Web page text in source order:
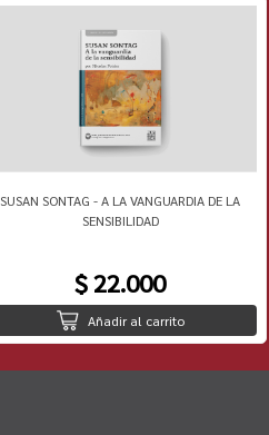
SUSAN SONTAG - A LA VANGUARDIA DE LA
SENSIBILIDAD
$ 22.000
Añadir al carrito